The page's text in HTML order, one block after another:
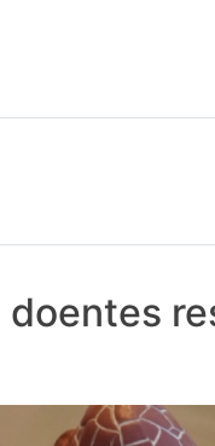
contam! Tudo o
doentes